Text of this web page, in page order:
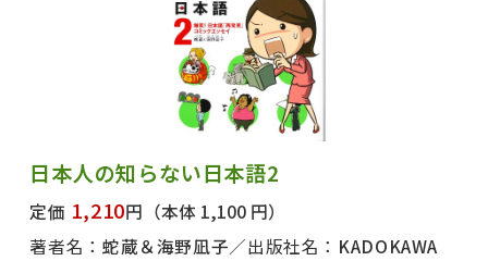
日本人の知らない日本語2
定価 1,210円 （本体 1,100 円）
著者名： 蛇蔵＆海野凪子 出版社名： KADOKAWA